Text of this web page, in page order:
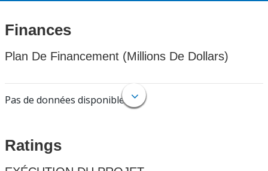
Finances
Plan De Financement (Millions De Dollars)
Pas de données disponibles.
Ratings